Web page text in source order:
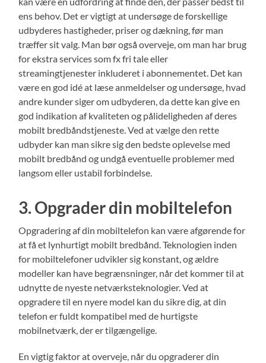
ens behov. Det er vigtigt at undersøge de forskellige
udbyderes hastigheder, priser og dækning, før man
træffer sit valg. Man bør også overveje, om man har brug
for ekstra services som fx fri tale eller
streamingtjenester inkluderet i abonnementet. Det kan
være en god idé at læse anmeldelser og undersøge, hvad
andre kunder siger om udbyderen, da dette kan give en
god indikation af kvaliteten og pålideligheden af deres
mobilt bredbåndstjeneste. Ved at vælge den rette
udbyder kan man sikre sig den bedste oplevelse med
mobilt bredbånd og undgå eventuelle problemer med
langsom eller ustabil forbindelse.
3. Opgrader din mobiltelefon
Opgradering af din mobiltelefon kan være afgørende for
at få et lynhurtigt mobilt bredbånd. Teknologien inden
for mobiltelefoner udvikler sig konstant, og ældre
modeller kan have begrænsninger, når det kommer til at
udnytte de nyeste netværksteknologier. Ved at
opgradere til en nyere model kan du sikre dig, at din
telefon er fuldt kompatibel med de hurtigste
mobilnetværk, der er tilgængelige.
En vigtig faktor at overveje, når du opgraderer din